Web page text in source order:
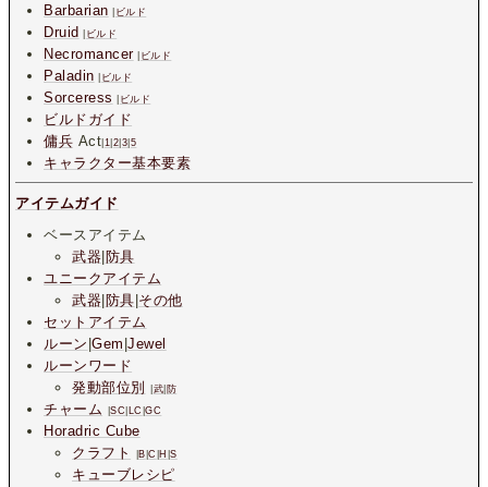
Barbarian ビルド
Druid ビルド
Necromancer| ビルド
Paladin ビルド
Sorceress ビルド
ビルドガイド
傭兵 Act 1 2 3 5
キャラクター基本要素
アイテムガイド
ベースアイテム
武器 防具
ユニークアイテム
武器 防具 その他
セットアイテム
ルーン |Gem |Jewel
ルーンワード
発動部位別
武 防
チャーム |SC LC |GC
Horadric Cube
クラフト
B |C H |S
キューブレシピ